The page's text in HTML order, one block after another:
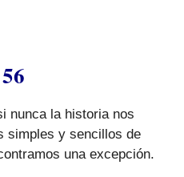
nunca la historia nos
simples y sencillos de
una excepción.